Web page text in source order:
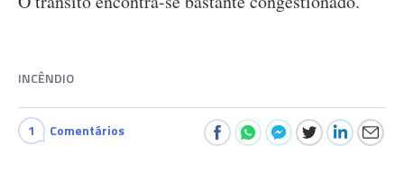
INCÊNDIO
1 Comentários